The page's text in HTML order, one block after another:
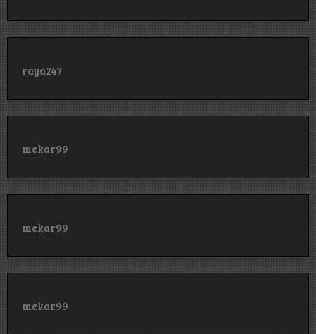
raya247
mekar99
mekar99
mekar99